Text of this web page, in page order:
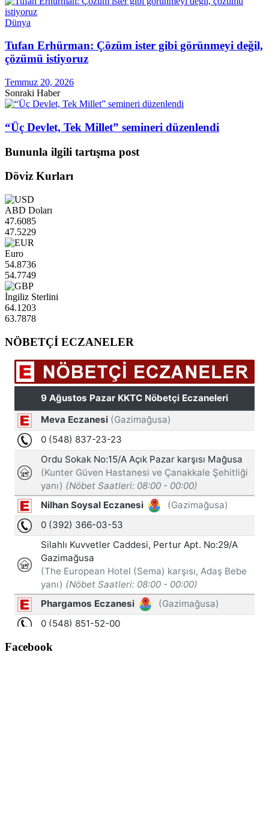
Dünya
Tufan Erhürman: Çözüm ister gibi görünmeyi değil,
çözümü istiyoruz
Temmuz 20, 2026
Sonraki Haber
“Üç Devlet, Tek Millet” semineri düzenlendi
Bununla ilgili tartışma post
Döviz Kurları
ABD Doları
47.6085
47.5229
Euro
54.8736
54.7749
İngiliz Sterlini
64.1203
63.7878
NÖBETÇİ ECZANELER
Facebook